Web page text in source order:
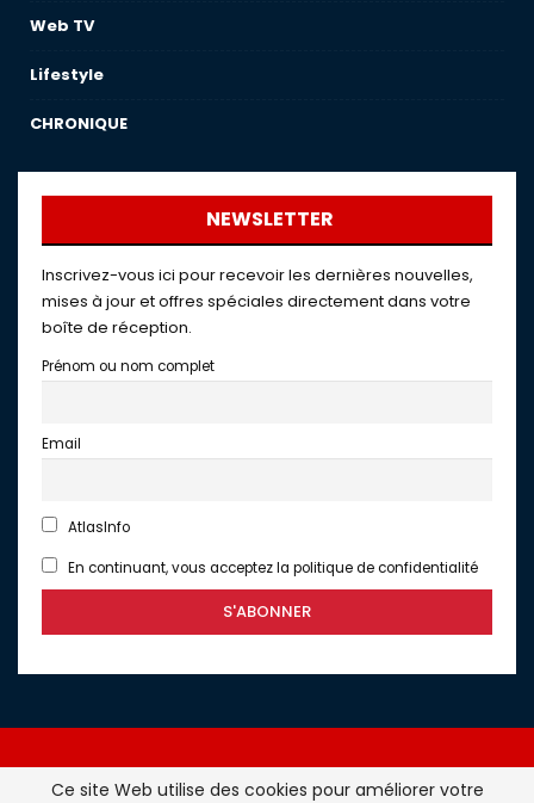
Web TV
Lifestyle
CHRONIQUE
NEWSLETTER
Inscrivez-vous ici pour recevoir les dernières nouvelles,
mises à jour et offres spéciales directement dans votre
boîte de réception.
Prénom ou nom complet
Email
AtlasInfo
En continuant, vous acceptez la politique de confidentialité
Ce site Web utilise des cookies pour améliorer votre